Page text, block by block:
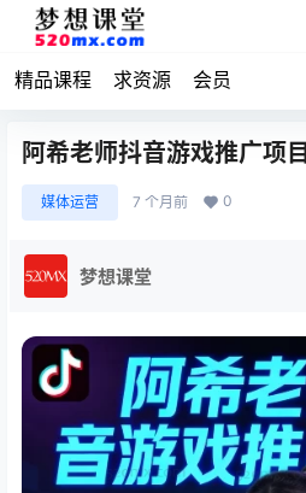
精品课程 求资源 会员
阿希老师抖音游戏推广项目
媒体运营 7 个月前 0
梦想课堂